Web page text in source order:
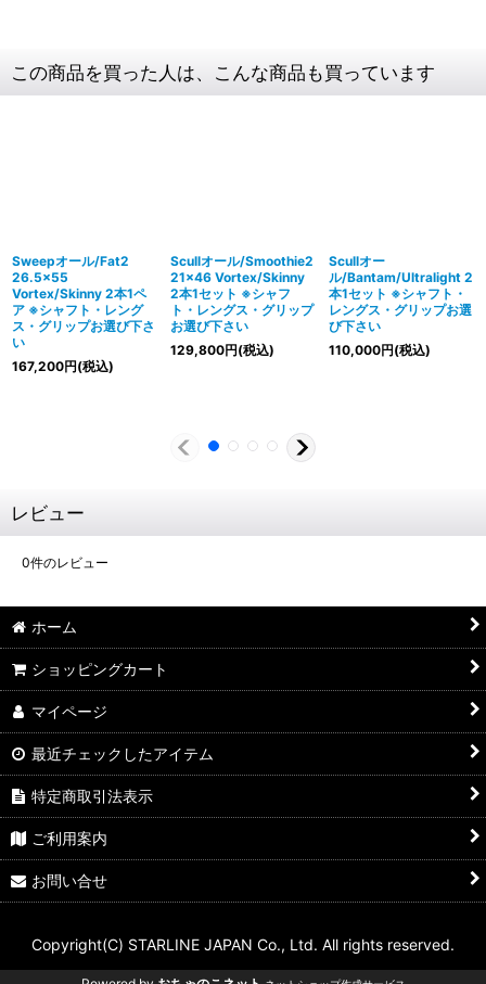
この商品を買った人は、こんな商品も買っています
Sweepオール/Fat2
26.5×55
Vortex/Skinny 2本1ペ
ア ※シャフト・レング
ス・グリップお選び下さ
い
167,200円(税込)
Scullオール/Smoothie2
21×46 Vortex/Skinny
2本1セット ※シャフ
ト・レングス・グリップ
お選び下さい
129,800円(税込)
Scullオー
ル/Bantam/Ultralight 2
本1セット ※シャフト・
レングス・グリップお選
び下さい
110,000円(税込)
レビュー
0件のレビュー
ホーム
ショッピングカート
マイページ
最近チェックしたアイテム
特定商取引法表示
ご利用案内
お問い合せ
Copyright(C) STARLINE JAPAN Co., Ltd. All rights reserved.